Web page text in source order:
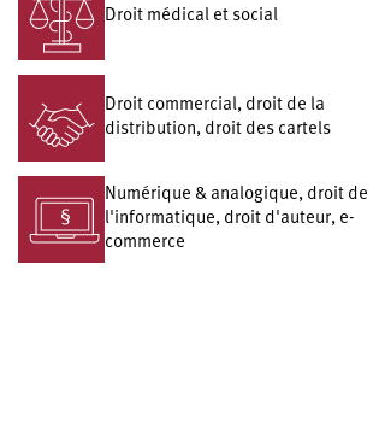
Droit médical et social
Droit commercial, droit de la
distribution, droit des cartels
Numérique & analogique, droit de
l'informatique, droit d'auteur, e-
commerce